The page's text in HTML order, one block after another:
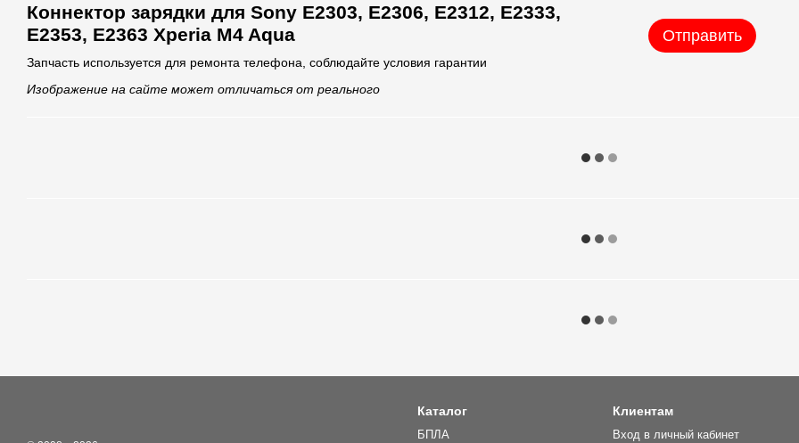
Коннектор зарядки для Sony E2303, E2306, E2312, E2333,
E2353, E2363 Xperia M4 Aqua
Запчасть используется для ремонта телефона, соблюдайте условия гарантии
Изображение на сайте может отличаться от реального
Отправить
Каталог
БПЛА
Клиентам
Вход в личный кабинет